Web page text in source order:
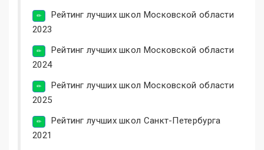
Рейтинг лучших школ Московской области
2023
Рейтинг лучших школ Московской области
2024
Рейтинг лучших школ Московской области
2025
Рейтинг лучших школ Санкт-Петербурга
2021